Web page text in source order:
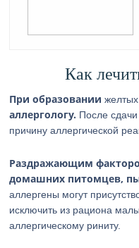
Как
При образовании
аллергологу. После
причину аллергической
Раздражающим
домашних питомцев,
аллергены могут
исключить из рациона
аллергическому риниту.